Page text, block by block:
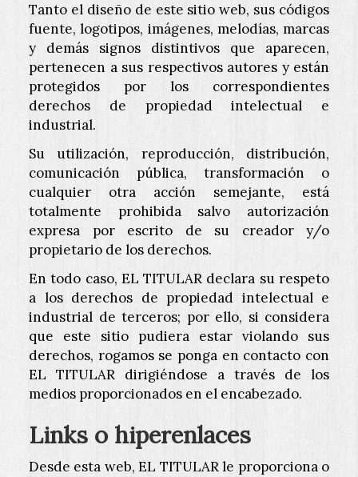
Tanto el diseño de este sitio web, sus códigos
fuente, logotipos, imágenes, melodías, marcas
y demás signos distintivos que aparecen,
pertenecen a sus respectivos autores y están
protegidos por los correspondientes
derechos de propiedad intelectual e
industrial.
Su utilización, reproducción, distribución,
comunicación pública, transformación o
cualquier otra acción semejante, está
totalmente prohibida salvo autorización
expresa por escrito de su creador y/o
propietario de los derechos.
En todo caso, EL TITULAR declara su respeto
a los derechos de propiedad intelectual e
industrial de terceros; por ello, si considera
que este sitio pudiera estar violando sus
derechos, rogamos se ponga en contacto con
EL TITULAR dirigiéndose a través de los
medios proporcionados en el encabezado.
Links o hiperenlaces
Desde esta web, EL TITULAR le proporciona o